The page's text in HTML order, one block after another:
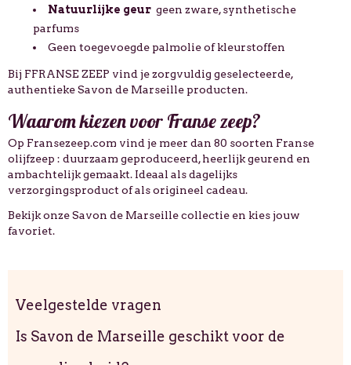
Natuurlijke geur geen zware, synthetische
parfums
Geen toegevoegde palmolie of kleurstoffen
Bij FFRANSE ZEEP vind je zorgvuldig geselecteerde,
authentieke Savon de Marseille producten.
Waarom kiezen voor Franse zeep?
Op Fransezeep.com vind je meer dan 80 soorten Franse
olijfzeep : duurzaam geproduceerd, heerlijk geurend en
ambachtelijk gemaakt. Ideaal als dagelijks
verzorgingsproduct of als origineel cadeau.
Bekijk onze Savon de Marseille collectie en kies jouw
favoriet.
Veelgestelde vragen
Is Savon de Marseille geschikt voor de